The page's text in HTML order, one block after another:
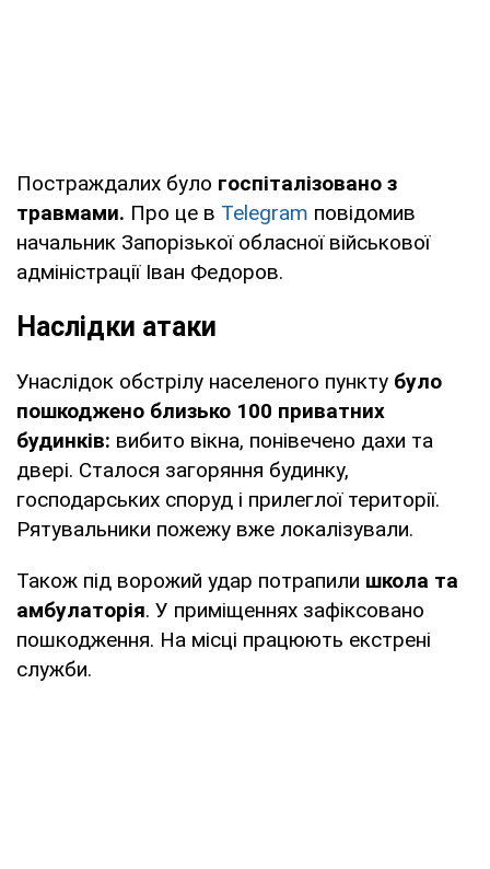
Постраждалих було госпіталізовано з
травмами. Про це в Telegram повідомив
начальник Запорізької обласної військової
адміністрації Іван Федоров.
Наслідки атаки
Унаслідок обстрілу населеного пункту було
пошкоджено близько 100 приватних
будинків: вибито вікна, понівечено дахи та
двері. Сталося загоряння будинку,
господарських споруд і прилеглої території.
Рятувальники пожежу вже локалізували.
Також під ворожий удар потрапили школа та
амбулаторія. У приміщеннях зафіксовано
пошкодження. На місці працюють екстрені
служби.